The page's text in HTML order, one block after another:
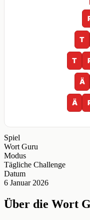
T
T
Ä
Ä
Spiel
Wort Guru
Modus
Tägliche Challenge
Datum
6 Januar 2026
Über die Wort